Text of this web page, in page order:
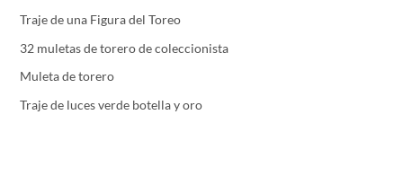
Traje de una Figura del Toreo
32 muletas de torero de coleccionista
Muleta de torero
Traje de luces verde botella y oro